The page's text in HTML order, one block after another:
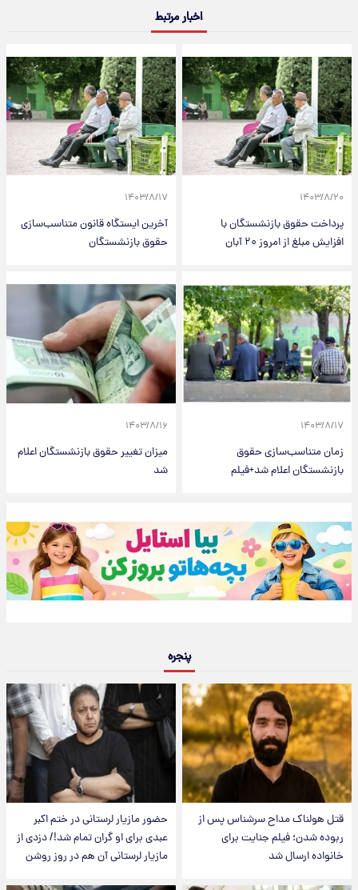
اخبار مرتبط
۱۴۰۳/۸/۲۰
پرداخت حقوق بازنشستگان با
افزایش مبلغ از امروز ۲۰ آبان
۱۴۰۳/۸/۱۷
آخرین ایستگاه قانون متناسب‌سازی
حقوق بازنشستگان
۱۴۰۳/۸/۱۷
زمان متناسب‌سازی حقوق
بازنشستگان اعلام شد+فیلم
۱۴۰۳/۸/۱۶
میزان تغییر حقوق بازنشستگان اعلام
شد
پنجره
قتل هولناک مداح سرشناس پس از
ربوده شدن؛ فیلم جنایت برای
خانواده ارسال شد
حضور مازیار لرستانی در ختم اکبر
عبدی برای او گران تمام شد!/ دزدی از
مازیار لرستانی آن هم در روز روشن